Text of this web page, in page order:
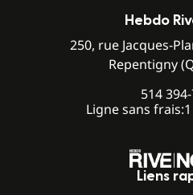
Hebdo
250, rue Jacques-
Repentigny
514
Ligne sans frais:
Liens